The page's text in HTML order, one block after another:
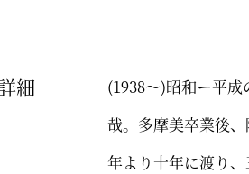
細
(1938～)昭和ー平
哉。多摩美卒業後
年より十年に渡り